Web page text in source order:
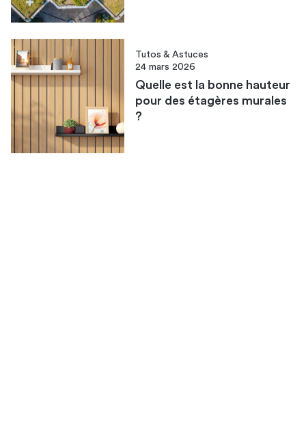
Tutos & Astuces
24 mars 2026
Quelle est la bonne hauteur
pour des étagères murales
?